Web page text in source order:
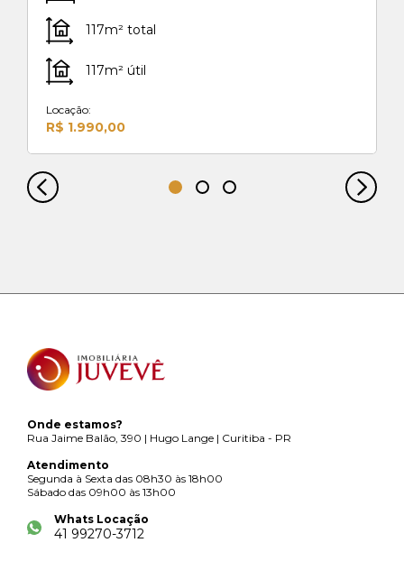
117m² total
117m² útil
Locação:
R$ 1.990,00
Onde estamos?
Rua Jaime Balão, 390 | Hugo Lange | Curitiba - PR
Atendimento
Segunda à Sexta das 08h30 às 18h00
Sábado das 09h00 às 13h00
Whats Locação
41 99270-3712